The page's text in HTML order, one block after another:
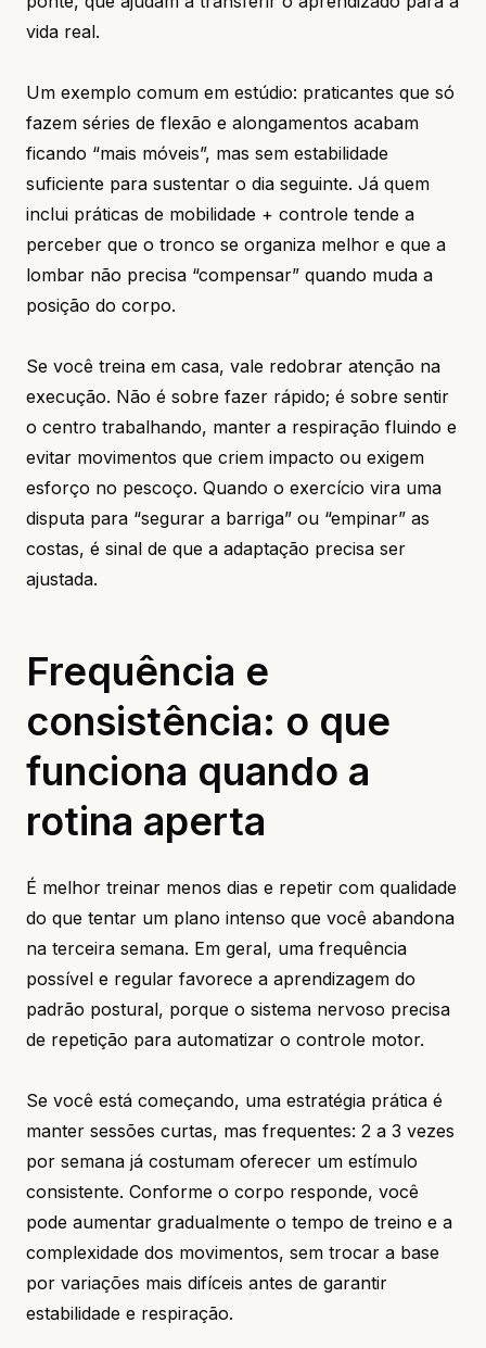
vida real.
Um exemplo comum em estúdio: praticantes que só
fazem séries de flexão e alongamentos acabam
ficando “mais móveis”, mas sem estabilidade
suficiente para sustentar o dia seguinte. Já quem
inclui práticas de mobilidade + controle tende a
perceber que o tronco se organiza melhor e que a
lombar não precisa “compensar” quando muda a
posição do corpo.
Se você treina em casa, vale redobrar atenção na
execução. Não é sobre fazer rápido; é sobre sentir
o centro trabalhando, manter a respiração fluindo e
evitar movimentos que criem impacto ou exigem
esforço no pescoço. Quando o exercício vira uma
disputa para “segurar a barriga” ou “empinar” as
costas, é sinal de que a adaptação precisa ser
ajustada.
Frequência e
consistência: o que
funciona quando a
rotina aperta
É melhor treinar menos dias e repetir com qualidade
do que tentar um plano intenso que você abandona
na terceira semana. Em geral, uma frequência
possível e regular favorece a aprendizagem do
padrão postural, porque o sistema nervoso precisa
de repetição para automatizar o controle motor.
Se você está começando, uma estratégia prática é
manter sessões curtas, mas frequentes: 2 a 3 vezes
por semana já costumam oferecer um estímulo
consistente. Conforme o corpo responde, você
pode aumentar gradualmente o tempo de treino e a
complexidade dos movimentos, sem trocar a base
por variações mais difíceis antes de garantir
estabilidade e respiração.